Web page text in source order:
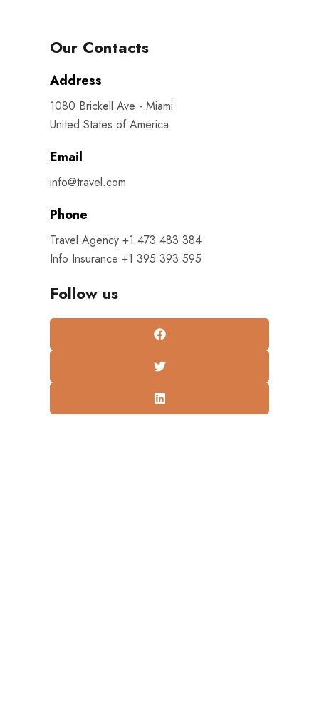
Our Contacts
Address
1080 Brickell Ave - Miami
United States of America
Email
info@travel.com
Phone
Travel Agency +1 473 483 384
Info Insurance +1 395 393 595
Follow us